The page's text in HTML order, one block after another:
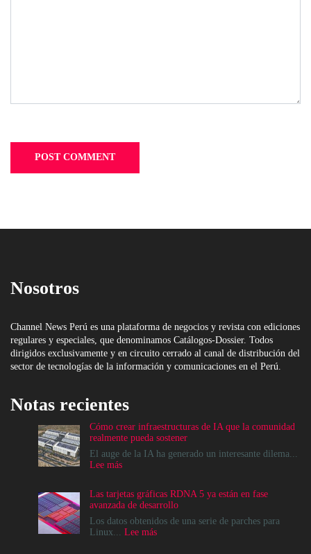
Nosotros
Channel News Perú es una plataforma de negocios y revista con ediciones
regulares y especiales, que denominamos Catálogos-Dossier. Todos
dirigidos exclusivamente y en circuito cerrado al canal de distribución del
sector de tecnologías de la información y comunicaciones en el Perú.
Notas recientes
Cómo crear infraestructuras de IA que la comunidad
realmente pueda sostener
El auge de la IA ha generado un interesante dilema...
Lee más:
infraestructuras
de
IA
que
Las tarjetas gráficas RDNA 5 ya están en fase
avanzada de desarrollo
Los datos obtenidos de una serie de parches para
Linux... Lee más: